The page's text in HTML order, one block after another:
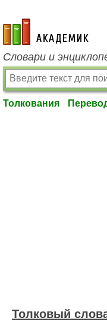
academic.ru
Словари и
Толкования
Толковый